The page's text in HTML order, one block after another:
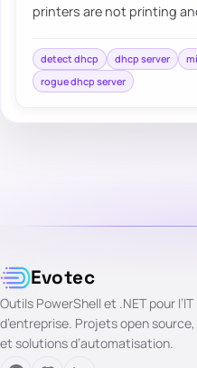
printers are not printing
detect dhcp dhcp server
rogue dhcp server
Evotec
Outils PowerShell et .NET pour l’IT
d’entreprise. Projets open
et solutions d’automatisation.